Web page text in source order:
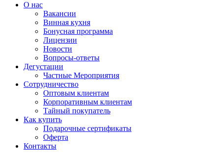
О нас
Вакансии
Винная кухня
Бонусная программа
Лицензии
Новости
Вопросы-ответы
Дегустации
Частные Мероприятия
Сотрудничество
Оптовым клиентам
Корпоративным клиентам
Тайный покупатель
Как купить
Подарочные сертификаты
Оферта
Контакты